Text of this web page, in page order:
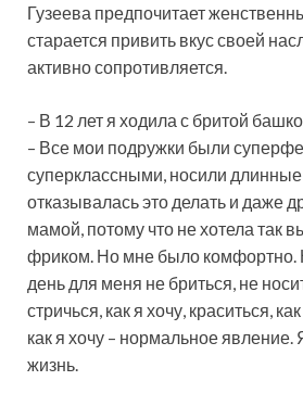
Гузеева предпочитает
старается привить вкус своей
активно сопротивляется.
– В 12 лет я ходила с бритой
– Все мои подружки были
суперклассными, носили
отказывалась это делать и даже
мамой, потому что не хотела так
фриком. Но мне было комфортно.
день для меня не бриться, не
стричься, как я хочу, краситься,
как я хочу – нормальное
жизнь.